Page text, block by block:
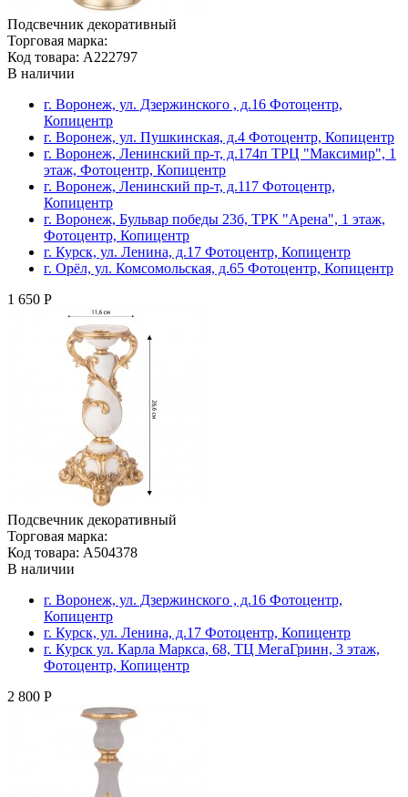
Подсвечник декоративный
Торговая марка:
Код товара: A222797
В наличии
г. Воронеж, ул. Дзержинского , д.16 Фотоцентр,
Копицентр
г. Воронеж, ул. Пушкинская, д.4 Фотоцентр, Копицентр
г. Воронеж, Ленинский пр-т, д.174п ТРЦ "Максимир", 1
этаж, Фотоцентр, Копицентр
г. Воронеж, Ленинский пр-т, д.117 Фотоцентр,
Копицентр
г. Воронеж, Бульвар победы 23б, ТРК "Арена", 1 этаж,
Фотоцентр, Копицентр
г. Курск, ул. Ленина, д.17 Фотоцентр, Копицентр
г. Орёл, ул. Комсомольская, д.65 Фотоцентр, Копицентр
1 650 Р
Подсвечник декоративный
Торговая марка:
Код товара: A504378
В наличии
г. Воронеж, ул. Дзержинского , д.16 Фотоцентр,
Копицентр
г. Курск, ул. Ленина, д.17 Фотоцентр, Копицентр
г. Курск ул. Карла Маркса, 68, ТЦ МегаГринн, 3 этаж,
Фотоцентр, Копицентр
2 800 Р